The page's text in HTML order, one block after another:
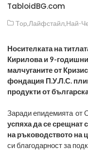
TabloidBG.com
Top,Лайфстайл,Най-
Носителката на
Кирилова и 9-
малчуганите от
фондация П.У.Л.С.
продукти от
Заради епидемията от
успяха да се срещнат
на ръководството на
си благодарност за